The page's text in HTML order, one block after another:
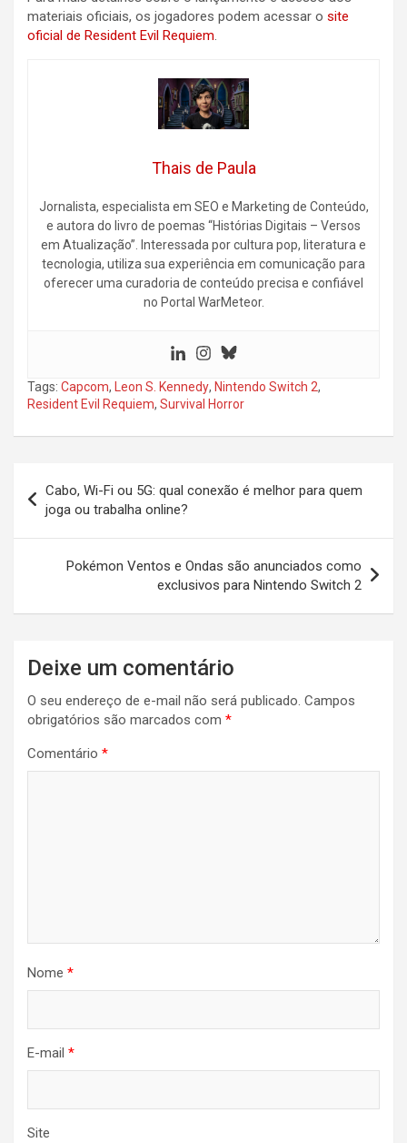
materiais oficiais, os jogadores podem acessar o site
oficial de Resident Evil Requiem.
Thais de Paula
Jornalista, especialista em SEO e Marketing de Conteúdo,
e autora do livro de poemas “Histórias Digitais – Versos
em Atualização”. Interessada por cultura pop, literatura e
tecnologia, utiliza sua experiência em comunicação para
oferecer uma curadoria de conteúdo precisa e confiável
no Portal WarMeteor.
Tags: Capcom, Leon S. Kennedy, Nintendo Switch 2,
Resident Evil Requiem, Survival Horror
de
Post
Cabo, Wi-Fi ou 5G: qual conexão é melhor para quem
joga ou trabalha online?
Pokémon Ventos e Ondas são anunciados como
exclusivos para Nintendo Switch 2
Deixe um comentário
O seu endereço de e-mail não será publicado. Campos
obrigatórios são marcados com *
Comentário *
Nome *
E-mail *
Site